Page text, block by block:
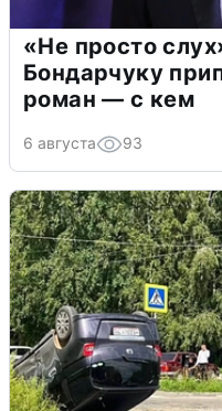
«Не просто
Бондарчуку
роман — с кем
6 августа 93